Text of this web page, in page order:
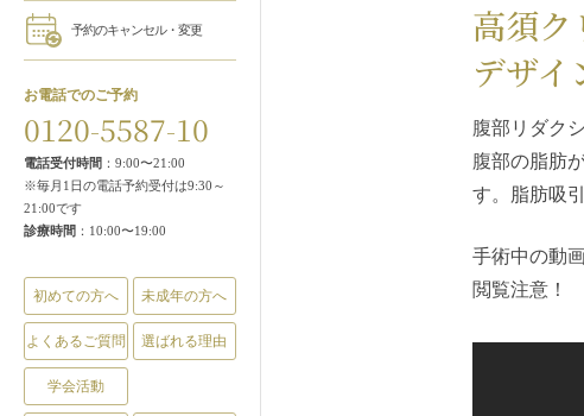
予約のキャンセル・変更
お電話でのご予約
0120-5587-10
電話受付時間 ：9:00〜21:00
※毎月1日の電話予約受付は9:30～
21:00です
診療時間 ：10:00〜19:00
初めての方へ 未成年の方へ
よくあるご質問 選ばれる理由
学会活動
高須
デザ
腹部リダク
腹部の脂肪
す。脂肪吸
手術中の動
閲覧注意！